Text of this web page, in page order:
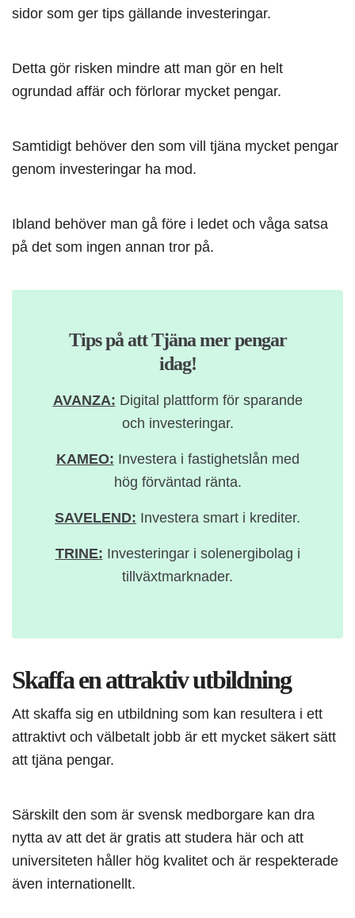
sidor som ger tips gällande investeringar.
Detta gör risken mindre att man gör en helt
ogrundad affär och förlorar mycket pengar.
Samtidigt behöver den som vill tjäna mycket pengar
genom investeringar ha mod.
Ibland behöver man gå före i ledet och våga satsa
på det som ingen annan tror på.
Tips på att Tjäna mer pengar
idag!
AVANZA: Digital plattform för sparande
och investeringar.
KAMEO: Investera i fastighetslån med
hög förväntad ränta.
SAVELEND: Investera smart i krediter.
TRINE: Investeringar i solenergibolag i
tillväxtmarknader.
Skaffa en attraktiv utbildning
Att skaffa sig en utbildning som kan resultera i ett
attraktivt och välbetalt jobb är ett mycket säkert sätt
att tjäna pengar.
Särskilt den som är svensk medborgare kan dra
nytta av att det är gratis att studera här och att
universiteten håller hög kvalitet och är respekterade
även internationellt.